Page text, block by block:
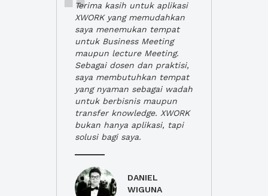
Terima kasih untuk aplikasi
XWORK yang memudahkan
saya menemukan tempat
untuk Business Meeting
maupun lecture Meeting.
Sebagai dosen dan praktisi,
saya membutuhkan tempat
yang nyaman sebagai wadah
untuk berbisnis maupun
transfer knowledge. XWORK
bukan hanya aplikasi, tapi
solusi bagi saya.
DANIEL
WIGUNA